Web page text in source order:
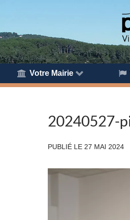
Votre Mairie
20240527-
PUBLIÉ LE 27 MAI 2024